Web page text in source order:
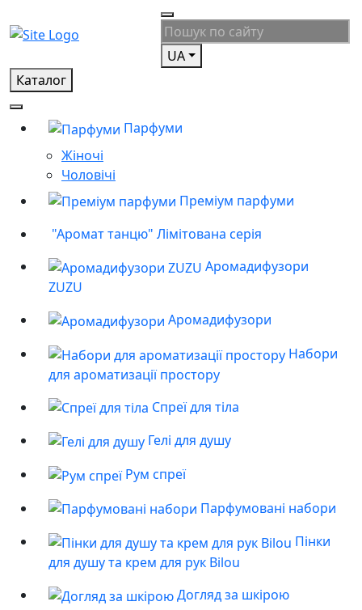
UA
Каталог
Парфуми
Жіночі
Чоловічі
Преміум парфуми
"Аромат танцю" Лімітована серія
Аромадифузори
ZUZU
Аромадифузори
Набори
для ароматизації простору
Спреї для тіла
Гелі для душу
Рум спреї
Парфумовані набори
Пінки
для душу та крем для рук Bilou
Догляд за шкірою